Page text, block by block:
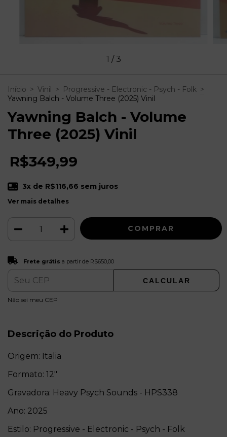
1 / 3
Início > Vinil > Progressive - Electronic - Psych - Folk >
Yawning Balch - Volume Three (2025) Vinil
Yawning Balch - Volume
Three (2025) Vinil
R$349,99
3x de R$116,66 sem juros
Ver mais detalhes
Entregas para o CEP: ALTERAR CEP
Frete grátis a partir de R$650,00
CALCULAR
Não sei meu CEP
Descrição do Produto
Origem: Italia
Formato: 12"
Gravadora: Heavy Psych Sounds - HPS338
Ano: 2025
Estilo: Progressive - Electronic - Psych - Folk